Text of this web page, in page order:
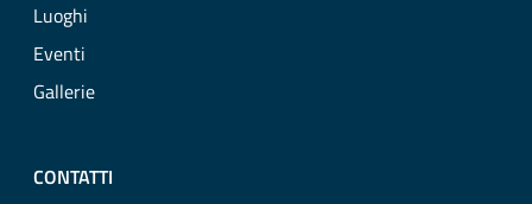
Luoghi
Eventi
Gallerie
CONTATTI